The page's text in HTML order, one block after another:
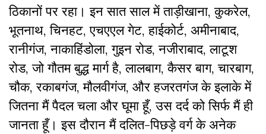
ठिकानों पर रहा। इन सात साल में ताड़ीखाना, कुकरेल,
भूतनाथ, चिनहट, एचएएल गेट, हाईकोर्ट, अमीनाबाद,
रानीगंज, नाकाहिंडोला, गुइन रोड, नजीराबाद, लाटूश
रोड, जो गौतम बुद्ध मार्ग है, लालबाग, कैसर बाग, चारबाग,
चौक, रकाबगंज, मौलवीगंज, और हजरतगंज के इलाके में
जितना मैं पैदल चला और घूमा हूँ, उस दर्द को सिर्फ मैं ही
जानता हूँ। इस दौरान मैं दलित-पिछड़े वर्ग के अनेक